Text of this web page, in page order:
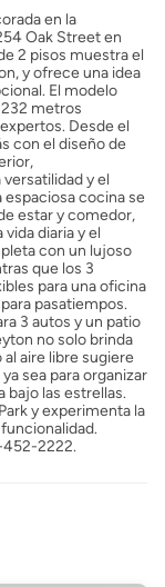
en la
Oak Street en
2 pisos muestra el
y ofrece una idea
El modelo
metros
Desde el
con el diseño de
y el
espaciosa cocina se
estar y comedor,
diaria y el
con un lujoso
que los 3
para una oficina
pasatiempos.
3 autos y un patio
no solo brinda
aire libre sugiere
sea para organizar
bajo las estrellas.
y experimenta la
452-2222.